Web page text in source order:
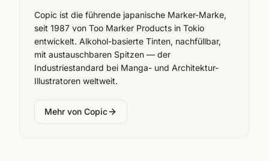
Copic ist die führende japanische Marker-Marke,
seit 1987 von Too Marker Products in Tokio
entwickelt. Alkohol-basierte Tinten, nachfüllbar,
mit austauschbaren Spitzen — der
Industriestandard bei Manga- und Architektur-
Illustratoren weltweit.
Mehr von Copic